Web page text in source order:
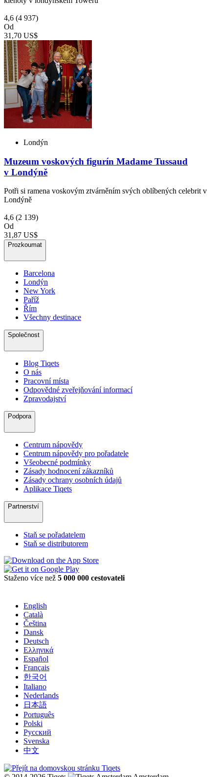
4,6 (4 937)
Od
31,70 US$
Londýn
Muzeum voskových figurín Madame Tussaud
v Londýně
Potři si ramena voskovým ztvárněním svých oblíbených celebrit v
Londýně
4,6 (2 139)
Od
31,87 US$
Prozkoumat
Barcelona
Londýn
New York
Paříž
Řím
Všechny destinace
Společnost
Blog Tiqets
O nás
Pracovní místa
Odpovědné zveřejňování informací
Zpravodajství
Podpora
Centrum nápovědy
Centrum nápovědy pro pořadatele
Všeobecné podmínky
Zásady hodnocení zákazníků
Zásady ochrany osobních údajů
Aplikace Tiqets
Partnerství
Staň se pořadatelem
Staň se distributorem
Staženo více než 5 000 000 cestovateli
English
Català
Čeština
Dansk
Deutsch
Ελληνικά
Español
Français
한국어
Italiano
Nederlands
日本語
Português
Polski
Русский
Svenska
中文